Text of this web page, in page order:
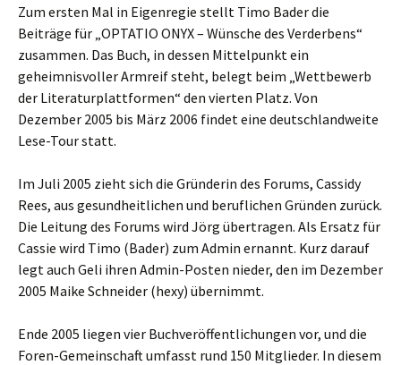
Zum ersten Mal in Eigenregie stellt Timo Bader die
Beiträge für „OPTATIO ONYX – Wünsche des Verderbens“
zusammen. Das Buch, in dessen Mittelpunkt ein
geheimnisvoller Armreif steht, belegt beim „Wettbewerb
der Literaturplattformen“ den vierten Platz. Von
Dezember 2005 bis März 2006 findet eine deutschlandweite
Lese-Tour statt.
Im Juli 2005 zieht sich die Gründerin des Forums, Cassidy
Rees, aus gesundheitlichen und beruflichen Gründen zurück.
Die Leitung des Forums wird Jörg übertragen. Als Ersatz für
Cassie wird Timo (Bader) zum Admin ernannt. Kurz darauf
legt auch Geli ihren Admin-Posten nieder, den im Dezember
2005 Maike Schneider (hexy) übernimmt.
Ende 2005 liegen vier Buchveröffentlichungen vor, und die
Foren-Gemeinschaft umfasst rund 150 Mitglieder. In diesem